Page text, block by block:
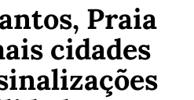
Praia
cidades